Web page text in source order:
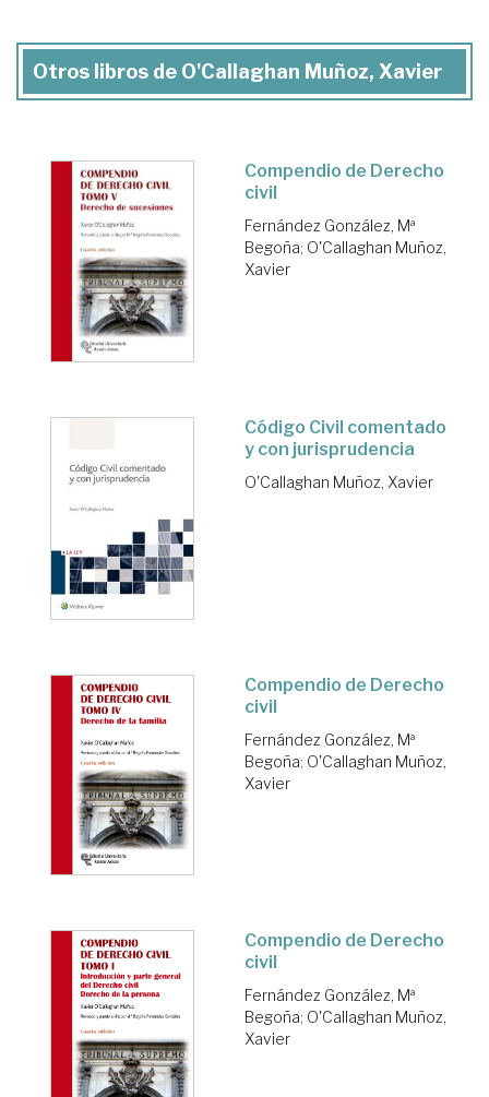
Otros libros de O'Callaghan Muñoz, Xavier
Compendio de Derecho
civil
Fernández González, Mª
Begoña; O'Callaghan Muñoz,
Xavier
Código Civil comentado
y con jurisprudencia
O'Callaghan Muñoz, Xavier
Compendio de Derecho
civil
Fernández González, Mª
Begoña; O'Callaghan Muñoz,
Xavier
Compendio de Derecho
civil
Fernández González, Mª
Begoña; O'Callaghan Muñoz,
Xavier